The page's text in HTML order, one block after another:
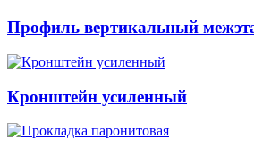
Профиль вертикальный
Кронштейн усиленный